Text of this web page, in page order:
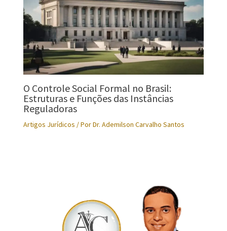
O Controle Social Formal no Brasil:
Estruturas e Funções das Instâncias
Reguladoras
Artigos Jurídicos / PorDr. Ademilson Carvalho Santos